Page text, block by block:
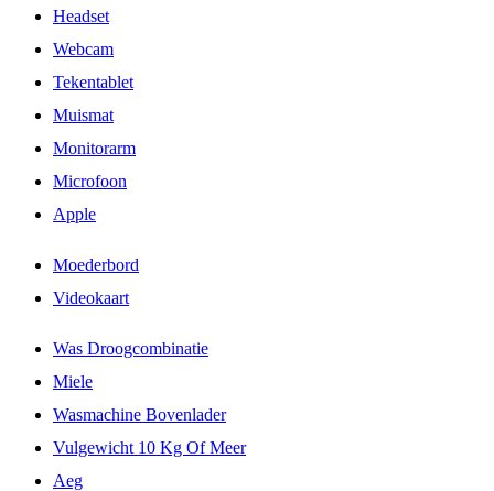
Headset
Webcam
Tekentablet
Muismat
Monitorarm
Microfoon
Apple
Moederbord
Videokaart
Was Droogcombinatie
Miele
Wasmachine Bovenlader
Vulgewicht 10 Kg Of Meer
Aeg